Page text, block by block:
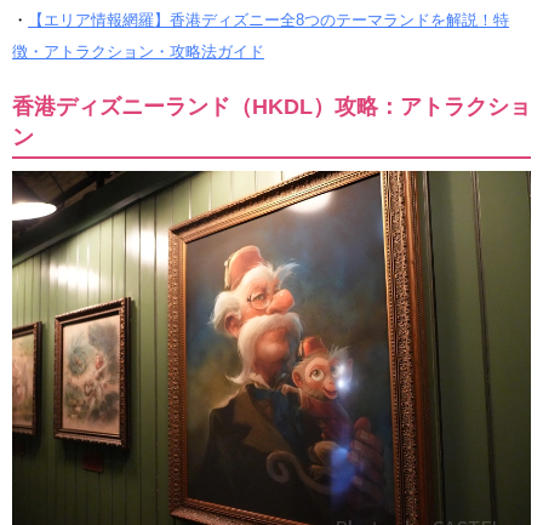
・
【エリア情報網羅】香港ディズニー全8つのテーマランドを解説！特
徴・アトラクション・攻略法ガイド
香港ディズニーランド（HKDL）攻略：アトラクショ
ン